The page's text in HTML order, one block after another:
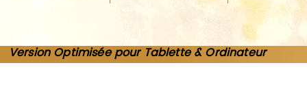
Version Optimisée pour Tablette & Ordinateur